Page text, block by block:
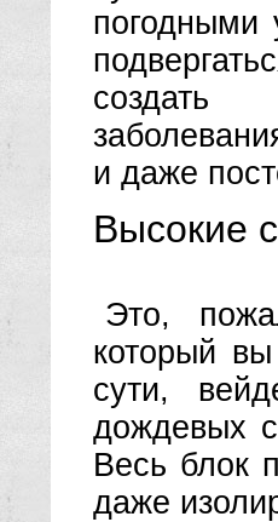
создать
и даже
Высокие
Это,
который
сути,
дождевых
Весь блок
даже